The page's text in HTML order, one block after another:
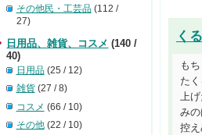
く
も
た
上
み
控
その他民・工芸品(112 /
27)
日用品、雑貨、コスメ (140 /
40)
日用品(25 / 12)
雑貨(27 / 8)
コスメ (66 / 10)
その他(22 / 10)